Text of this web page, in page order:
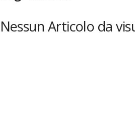
t
Nessun Articolo da